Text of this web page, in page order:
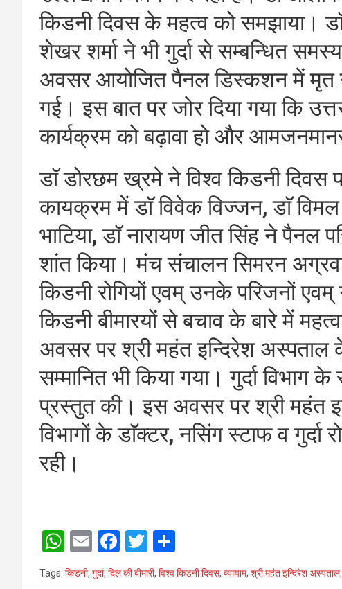
किडनी दिवस के महत्व को समझाया।
शेखर शर्मा ने भी गुर्दा से सम्बन्धित
अवसर आयोजित पैनल डिस्कशन में मृत
गई। इस बात पर जोर दिया गया कि
कार्यक्रम को बढ़ावा हो और
डाॅ डोरछम ख्रमे ने विश्व किडनी दिवस
कायक्रम में डाॅ विवेक विज्जन, डाॅ
भाटिया, डाॅ नारायण जीत सिंह ने पैनल
शांत किया। मंच संचालन सिमरन
किडनी रोगियों एवम् उनके परिजनों एवम्
किडनी बीमारयों से बचाव के बारे में
अवसर पर श्री महंत इन्दिरेश अस्पताल
सम्मानित भी किया गया। गुर्दा
प्रस्तुत की। इस अवसर पर श्री महंत
विभागों के डाॅक्टर, नसिंग स्टाफ व गुर्दा
रही।
W
h
E
m
F
a
T
wi h
Tags: किडनी, गुर्दा, दिल की बीमारी, विश्व किडनी दिवस, व्यायाम, श्री महंत इन्दिरेश अस्पताल,